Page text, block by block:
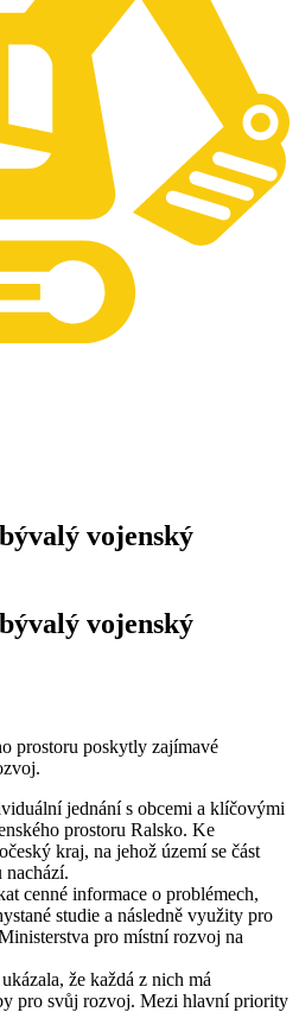
vojenský
vojenský
prostoru poskytly zajímavé
jednání s obcemi a klíčovými
prostoru Ralsko. Ke
kraj, na jehož území se část
nachází.
cenné informace o problémech,
studie a následně využity pro
pro místní rozvoj na
že každá z nich má
pro svůj rozvoj. Mezi hlavní priority